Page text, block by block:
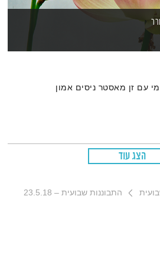
עם זן מאסטר ניסים אמון
הצג עוד
התבוננות שבועית – 23.5.18